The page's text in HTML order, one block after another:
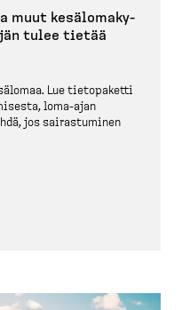
muut kesälo­ma­ky­
tulee tietää
Lue tietopaketti
loma-​​ajan
jos sairas­tuminen